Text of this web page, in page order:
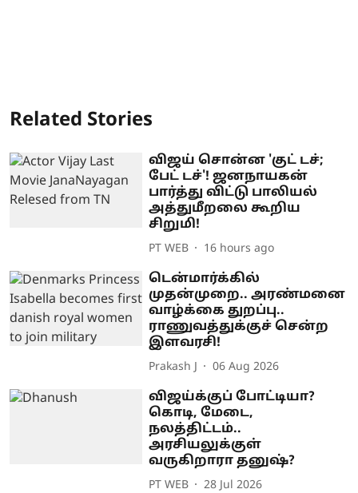
Related Stories
விஜய் சொன்ன 'குட் டச்;
பேட் டச்'! ஜனநாயகன்
பார்த்து விட்டு பாலியல்
அத்துமீறலை கூறிய
சிறுமி!
PT WEB 16 hours ago
டென்மார்க்கில்
முதன்முறை.. அரண்மனை
வாழ்க்கை துறப்பு..
ராணுவத்துக்குச் சென்ற
இளவரசி!
Prakash J 06 Aug 2026
விஜய்க்குப் போட்டியா?
கொடி, மேடை,
நலத்திட்டம்..
அரசியலுக்குள்
வருகிறாரா தனுஷ்?
PT WEB 28 Jul 2026